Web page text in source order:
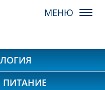
ПИТАНИЕ